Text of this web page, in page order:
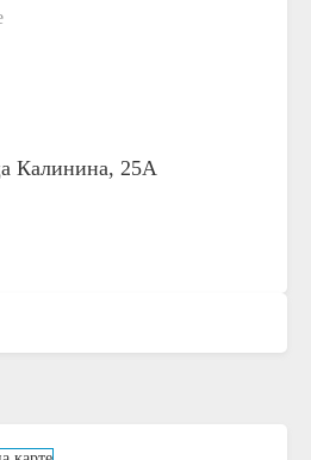
Калинина, 25А